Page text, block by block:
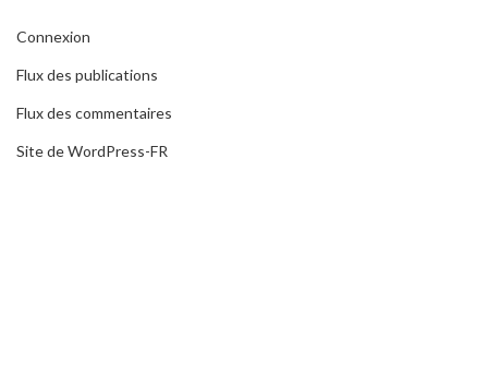
Connexion
Flux des publications
Flux des commentaires
Site de WordPress-FR